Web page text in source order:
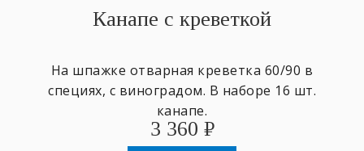
Канапе с креветкой
На шпажке отварная креветка 60/90 в
специях, с виноградом. В наборе 16 шт.
канапе.
3 360 ₽